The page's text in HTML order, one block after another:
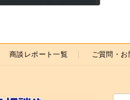
商談レポート一覧 ご質問・